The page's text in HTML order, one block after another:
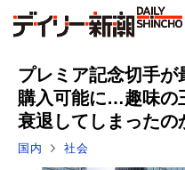
プレミア記念切手
購入可能に…趣味の
衰退してしまったの
国内 社会